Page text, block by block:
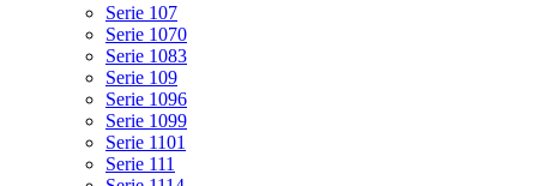
Serie 107
Serie 1070
Serie 1083
Serie 109
Serie 1096
Serie 1099
Serie 1101
Serie 111